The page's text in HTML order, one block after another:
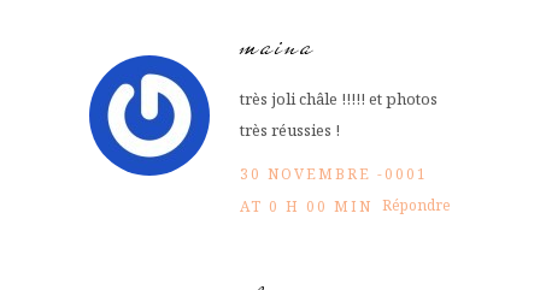
maina
très joli châle !!!!! et photos
très réussies !
30 NOVEMBRE -0001
AT 0 H 00 MIN Répondre